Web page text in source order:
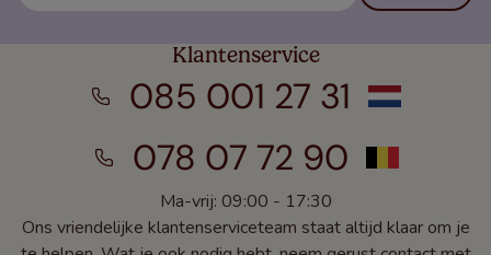
Klantenservice
085 001 27 31
078 07 72 90
Ma-vrij: 09:00 - 17:30
Ons vriendelijke klantenserviceteam staat altijd klaar om je